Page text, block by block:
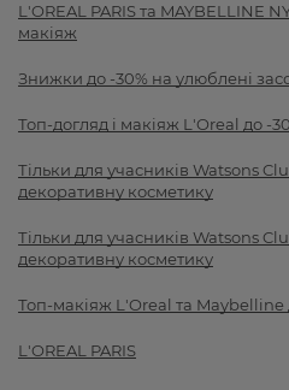
L'OREAL PARIS та MAYBELLINE
макіяж
Знижки до -30% на улюблені
Топ-догляд і макіяж L'Oreal до -
Тільки для учасників Watsons
декоративну косметику
Тільки для учасників Watsons
декоративну косметику
Топ-макіяж L'Oreal та Maybelline
L'OREAL PARIS